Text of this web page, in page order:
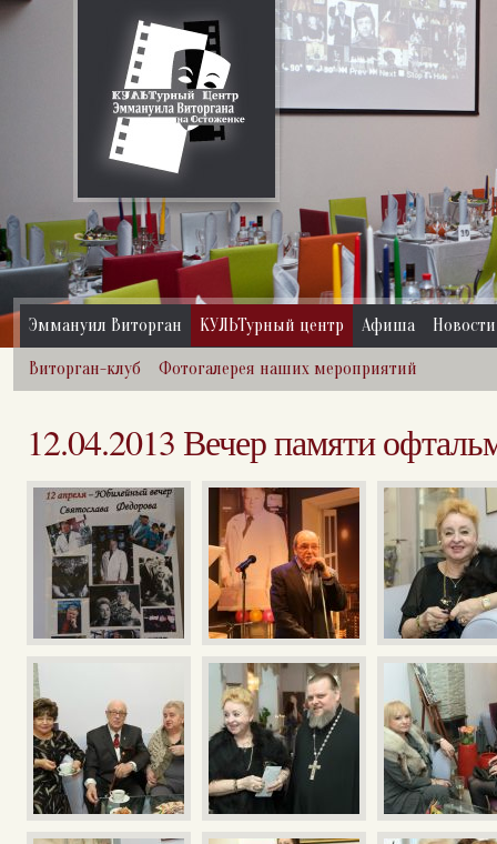
Эммануил Виторган КУЛЬТурный центр Афиша Новости
Виторган-клуб Фотогалерея наших мероприятий
12.04.2013 Вечер памяти